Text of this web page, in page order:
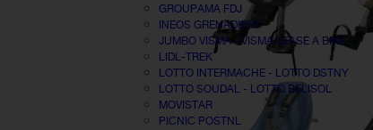
GROUPAMA FDJ
INEOS GRENADIERS
JUMBO VISMA - VISMA LEASE A BIKE
LIDL-TREK
LOTTO INTERMACHE - LOTTO DSTNY
LOTTO SOUDAL - LOTTO BELISOL
MOVISTAR
PICNIC POSTNL